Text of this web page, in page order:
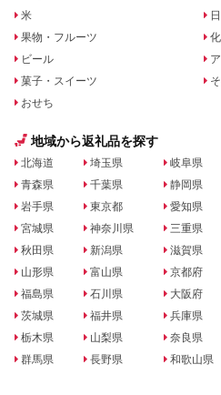
米
果物・フルーツ
ビール
菓子・スイーツ
おせち
地域から返礼品を探す
北海道
青森県
岩手県
宮城県
秋田県
山形県
福島県
茨城県
栃木県
群馬県
埼玉県
千葉県
東京都
神奈川県
新潟県
富山県
石川県
福井県
山梨県
長野県
岐阜県
静岡県
愛知県
三重県
滋賀県
京都府
大阪府
兵庫県
奈良県
和歌山県